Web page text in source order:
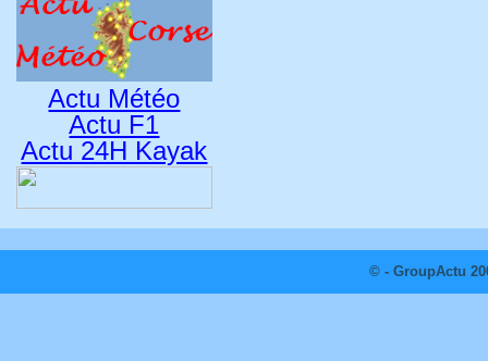
Actu Météo
Actu F1
Actu 24H Kayak
© - GroupActu